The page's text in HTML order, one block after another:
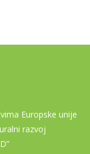
Europske unije
razvoj